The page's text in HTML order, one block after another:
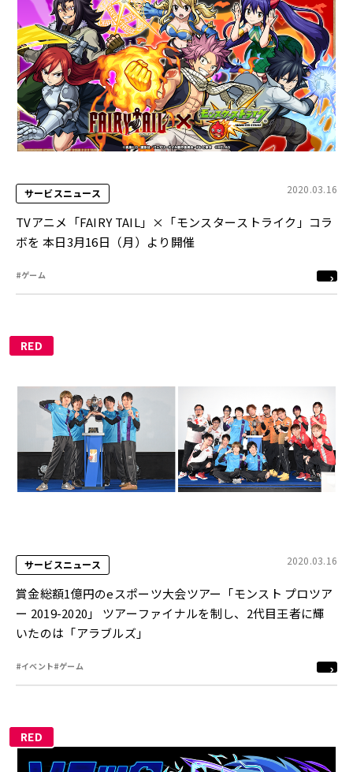
サービスニュース 2020.03.16
TVアニメ「FAIRY TAIL」×「モンスターストライク」コラ
ボを 本日3月16日（月）より開催
#ゲーム
RED
サービスニュース 2020.03.16
賞金総額1億円のeスポーツ大会ツアー「モンスト プロツア
ー 2019-2020」 ツアーファイナルを制し、2代目王者に輝
いたのは「アラブルズ」
#イベント#ゲーム
RED